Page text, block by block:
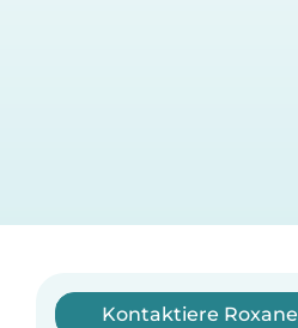
Kontaktiere Roxane